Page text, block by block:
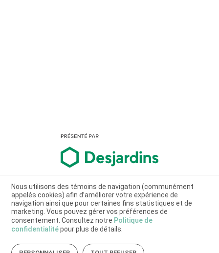
Nous utilisons des témoins de navigation (communément
appelés cookies) afin d’améliorer votre expérience de
navigation ainsi que pour certaines fins statistiques et de
marketing. Vous pouvez gérer vos préférences de
consentement. Consultez notre Politique de
confidentialitépour plus de détails.